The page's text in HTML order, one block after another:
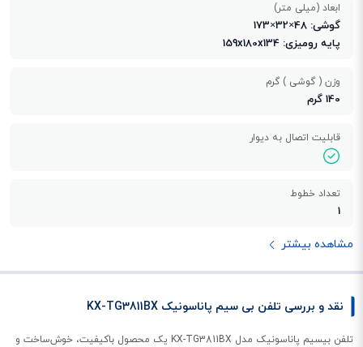
ابعاد (میلی متر)
گوشی: 48×32×173
پایه رومیزی: 159x180x134
وزن ( گوشی ) گرم
140 گرم
قابلیت اتصال به دیوار
تعداد خطوط
مشاهده بیشتر
نقد و بررسی تلفن بی سیم پاناسونیک KX-TG3811BX
تلفن بیسیم پاناسونیک مدل KX-TG3811BX یک محصول باکیفیت، خوش‌ساخت و